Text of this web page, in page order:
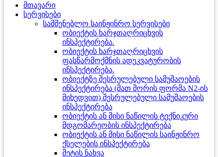
მთავარი
სერვისები
სამშენებლო საინჟინრო სერვისები
ობიექტის ხარჯთაღრიცხვის
ინსპექტირება.
ობიექტის ხარჯთაღრიცხვის
ფასწარმოქმნის ადეკვატურობის
ინსპექტირება.
ობიექტზე შესრულებული სამუშაოების
ინსპექტირება (მათ შორის ფორმა N2-ის
მიხედვით) შესრულებული სამუშაოების
ინსპექტირება
ობიექტის ან მისი ნაწილის ტექნიკური
მდგომარეობის ინსპექტირება
ობიექტის ან მისი ნაწილის საინჟინრო
ქსელების ინსპექტირება
მეტის ნახვა